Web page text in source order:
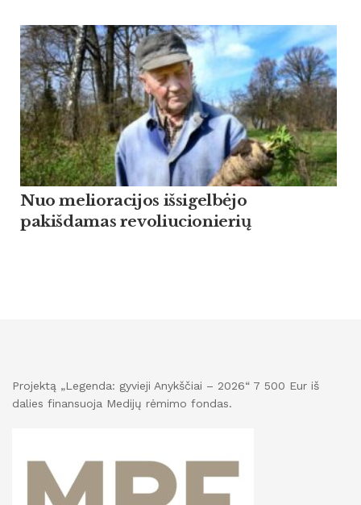
Nuo melioracijos išsigelbėjo
pakišdamas revoliucionierių
Projektą „Legenda: gyvieji Anykščiai – 2026“ 7 500 Eur iš
dalies finansuoja Medijų rėmimo fondas.